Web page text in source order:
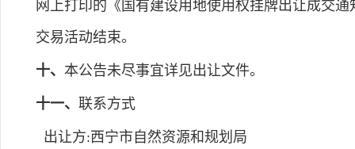
网上打印的《国有建设用地使用权挂牌出让成交
交易活动结束。
十、 本公告未尽事宜详见出让文件。
十一、 联系方式
出让方:西宁市自然资源和规划局